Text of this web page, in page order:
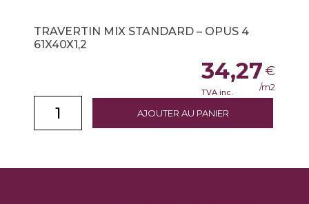
TRAVERTIN MIX STANDARD – OPUS 4
61X40X1,2
AJOUTER AU PANIER
34,27€
TVA inc. /m2